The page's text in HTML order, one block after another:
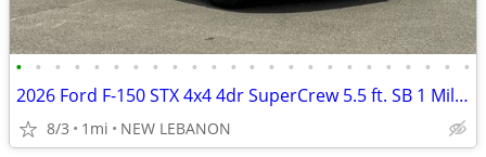
• • • • • • • • • • • • • • • • • • • • • • • •
2026 Ford F-150 STX 4x4 4dr SuperCrew 5.5 ft. SB 1 Miles
8/3 1mi NEW LEBANON